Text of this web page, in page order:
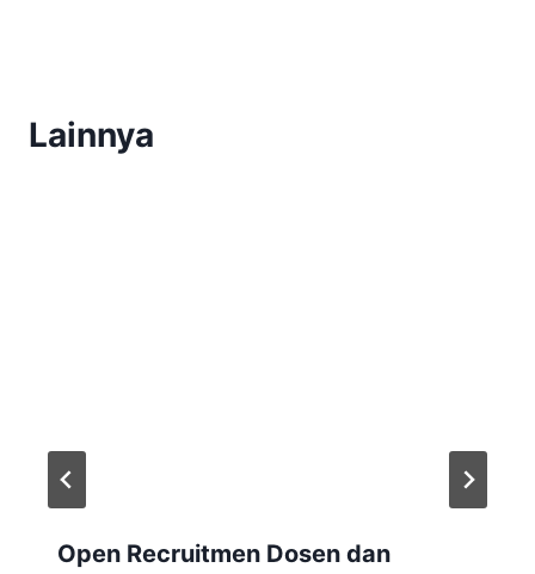
Lainnya
Open Recruitmen Dosen dan